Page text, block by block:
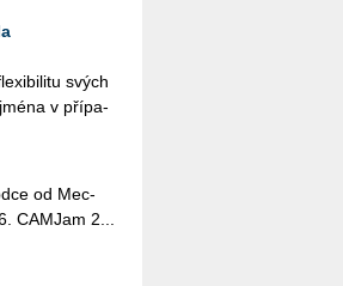
svých
v pří­pa­
od Mec­
CAM­Jam 2...